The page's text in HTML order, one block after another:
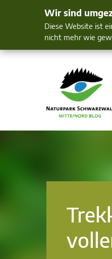
Wir sind
Diese Website ist
nicht mehr wie